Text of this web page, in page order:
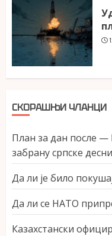
СКОРАШЊИ ЧЛАНЦИ
План за дан после
забрану српске
Да ли је било
Да ли се НАТО
Казахстански